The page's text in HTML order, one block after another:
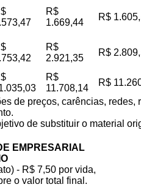
R$
1.669,44
R$
R$
2.921,35
R$
R$
11.708,14
R$
de preços, carências,
de substituir o material
EMPRESARIAL
- R$ 7,50 por vida,
o valor total final.